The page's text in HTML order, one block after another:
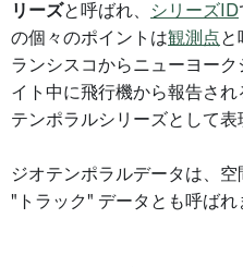
リーズと呼ばれ、 シリーズID
の個々のポイントは観測点と
ランシスコからニューヨー
イト中に飛行機から報告さ
テンポラルシリーズとして表
ジオテンポラルデータは、
"トラック" データとも呼ばれ